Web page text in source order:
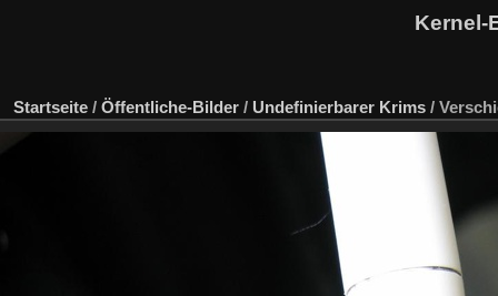
Kernel-
Startseite / Öffentliche-Bilder / Undefinierbarer Krims /